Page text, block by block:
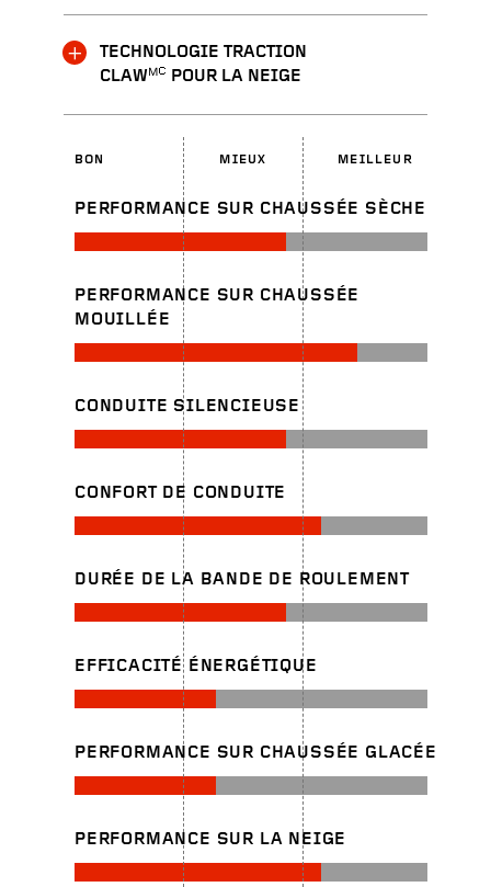
TECHNOLOGIE TRACTION
CLAWᴹꟲ POUR LA NEIGE
BON MIEUX MEILLEUR
PERFORMANCE SUR CHAUSSÉE SÈCHE
PERFORMANCE SUR CHAUSSÉE
MOUILLÉE
CONDUITE SILENCIEUSE
CONFORT DE CONDUITE
DURÉE DE LA BANDE DE ROULEMENT
EFFICACITÉ ÉNERGÉTIQUE
PERFORMANCE SUR CHAUSSÉE GLACÉE
PERFORMANCE SUR LA NEIGE